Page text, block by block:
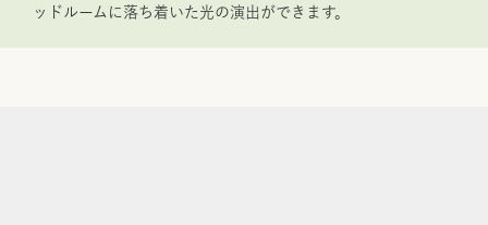
ッドルームに落ち着いた光の演出ができます。